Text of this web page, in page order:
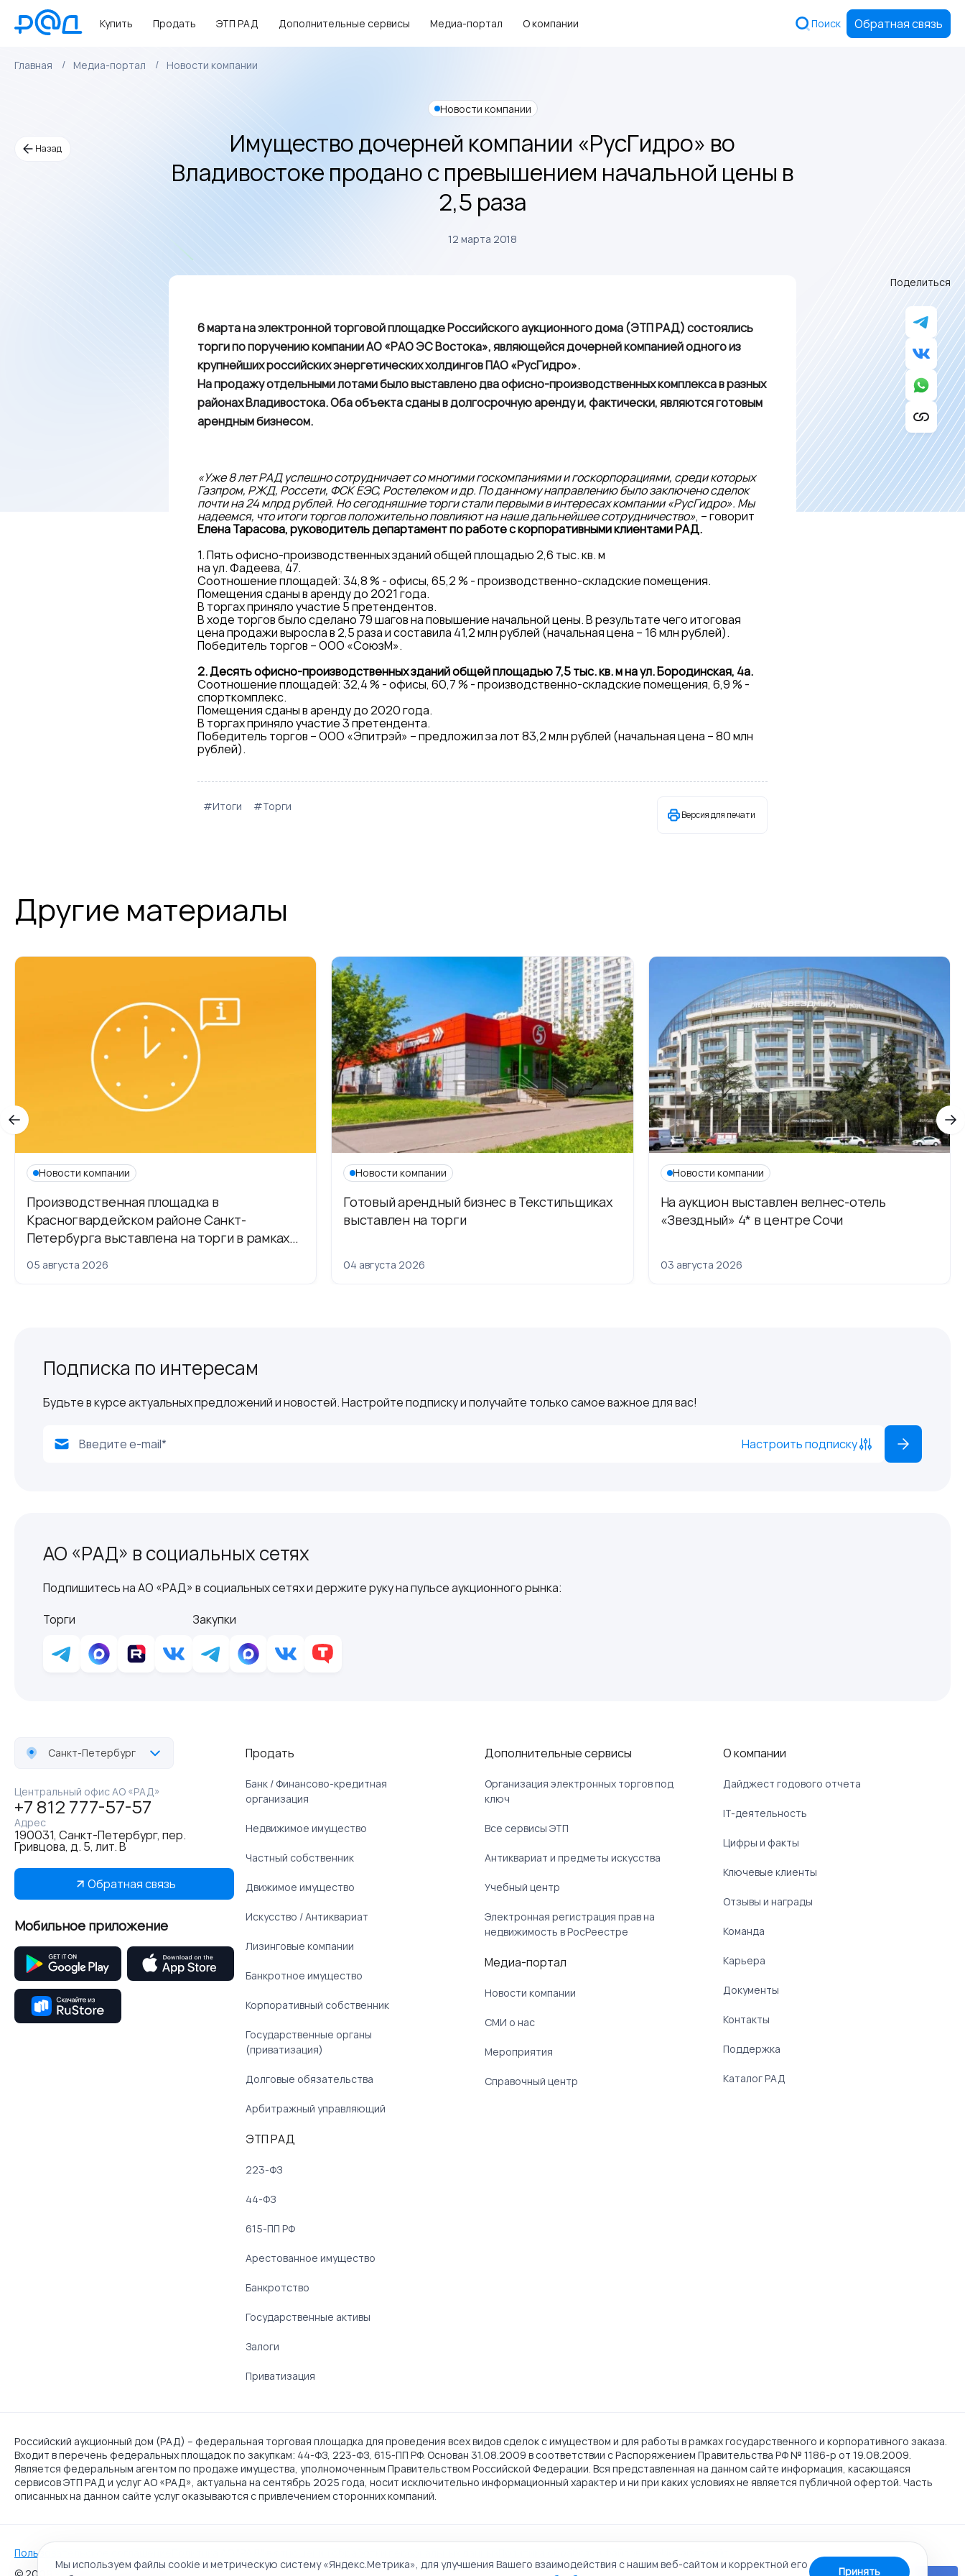
Купить Продать ЭТП РАД Дополнительные сервисы Медиа-портал О компании Поиск Обратная связь
Главная Медиа-портал Новости компании
Назад
Новости компании
Имущество дочерней компании «РусГидро» во
Владивостоке продано с превышением начальной цены в
2,5 раза
12 марта 2018
6 марта на электронной торговой площадке Российского аукционного дома (ЭТП РАД) состоялись
торги по поручению компании АО «РАО ЭС Востока», являющейся дочерней компанией одного из
крупнейших российских энергетических холдингов ПАО «РусГидро».
На продажу отдельными лотами было выставлено два офисно-производственных комплекса в разных
районах Владивостока. Оба объекта сданы в долгосрочную аренду и, фактически, являются готовым
арендным бизнесом.
«Уже 8 лет РАД успешно сотрудничает со многими госкомпаниями и госкорпорациями, среди которых
Газпром, РЖД, Россети, ФСК ЕЭС, Ростелеком и др. По данному направлению было заключено сделок
почти на 24 млрд рублей. Но сегодняшние торги стали первыми в интересах компании «РусГидро». Мы
надеемся, что итоги торгов положительно повлияют на наше дальнейшее сотрудничество», – говорит
Елена Тарасова, руководитель департамент по работе с корпоративными клиентами РАД.
1. Пять офисно-производственных зданий общей площадью 2,6 тыс. кв. м
на ул. Фадеева, 47.
Соотношение площадей: 34,8 % - офисы, 65,2 % - производственно-складские помещения.
Помещения сданы в аренду до 2021 года.
В торгах приняло участие 5 претендентов.
В ходе торгов было сделано 79 шагов на повышение начальной цены. В результате чего итоговая
цена продажи выросла в 2,5 раза и составила 41,2 млн рублей (начальная цена – 16 млн рублей).
Победитель торгов – ООО «СоюзМ».
2. Десять офисно-производственных зданий общей площадью 7,5 тыс. кв. м на ул. Бородинская, 4а.
Соотношение площадей: 32,4 % - офисы, 60,7 % - производственно-складские помещения, 6,9 % -
спорткомплекс.
Помещения сданы в аренду до 2020 года.
В торгах приняло участие 3 претендента.
Победитель торгов – ООО «Эпитрэй» – предложил за лот 83,2 млн рублей (начальная цена – 80 млн
рублей).
#Итоги #Торги
Версия для печати
Поделиться
Другие материалы
Новости компании
Производственная площадка в
Красногвардейском районе Санкт-
Петербурга выставлена на торги в рамках
05 августа 2026
Новости компании
Готовый арендный бизнес в Текстильщиках
выставлен на торги
04 августа 2026
Новости компании
На аукцион выставлен велнес-отель
«Звездный» 4* в центре Сочи
03 августа 2026
Подписка по интересам
Будьте в курсе актуальных предложений и новостей. Настройте подписку и получайте только самое важное для вас!
Настроить подписку
АО «РАД» в социальных сетях
Подпишитесь на АО «РАД» в социальных сетях и держите руку на пульсе аукционного рынка:
Торги
Закупки
Санкт-Петербург
Центральный офис АО «РАД»
+7 812 777-57-57
Адрес
190031, Санкт-Петербург, пер.
Гривцова, д. 5, лит. В
Обратная связь
Мобильное приложение
Продать
Банк / Финансово-кредитная
организация
Недвижимое имущество
Частный собственник
Движимое имущество
Искусство / Антиквариат
Лизинговые компании
Банкротное имущество
Корпоративный собственник
Государственные органы
(приватизация)
Долговые обязательства
Арбитражный управляющий
ЭТП РАД
223-ФЗ
44-ФЗ
615-ПП РФ
Арестованное имущество
Банкротство
Государственные активы
Залоги
Приватизация
Дополнительные сервисы
Организация электронных торгов под
ключ
Все сервисы ЭТП
Антиквариат и предметы искусства
Учебный центр
Электронная регистрация прав на
недвижимость в РосРеестре
Медиа-портал
Новости компании
СМИ о нас
Мероприятия
Справочный центр
О компании
Дайджест годового отчета
IT-деятельность
Цифры и факты
Ключевые клиенты
Отзывы и награды
Команда
Карьера
Документы
Контакты
Поддержка
Каталог РАД
Российский аукционный дом (РАД) – федеральная торговая площадка для проведения всех видов сделок с имуществом и для работы в рамках государственного и корпоративного заказа.
Входит в перечень федеральных площадок по закупкам: 44-ФЗ, 223-ФЗ, 615-ПП РФ. Основан 31.08.2009 в соответствии с Распоряжением Правительства РФ № 1186-р от 19.08.2009.
Является федеральным агентом по продаже имущества, уполномоченным Правительством Российской Федерации. Вся представленная на данном сайте информация, касающаяся
сервисов ЭТП РАД и услуг АО «РАД», актуальна на сентябрь 2025 года, носит исключительно информационный характер и ни при каких условиях не является публичной офертой. Часть
описанных на данном сайте услуг оказываются с привлечением сторонних компаний.
Пользовательское соглашение
Мы используем файлы cookie и метрическую систему «Яндекс.Метрика», для улучшения Вашего взаимодействия с нашим веб-сайтом и корректной его
Принять